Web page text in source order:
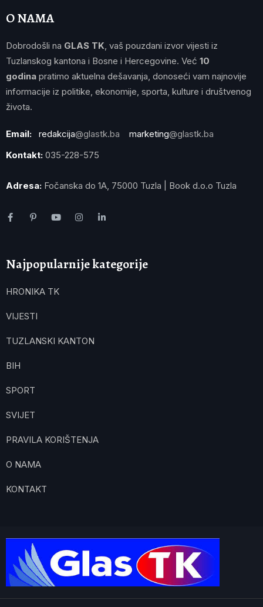
O NAMA
Dobrodošli na GLAS TK , vaš pouzdani izvor vijesti iz
Tuzlanskog kantona i Bosne i Hercegovine. Već 10
godina pratimo aktuelna dešavanja, donoseći vam najnovije
informacije iz politike, ekonomije, sporta, kulture i društvenog
života.
Email: redakcija@glastk.ba marketing@glastk.ba
Kontakt: 035-228-575
Adresa: Fočanska do 1A, 75000 Tuzla | Book d.o.o Tuzla
Najpopularnije kategorije
HRONIKA TK
VIJESTI
TUZLANSKI KANTON
BIH
SPORT
SVIJET
PRAVILA KORIŠTENJA
O NAMA
KONTAKT